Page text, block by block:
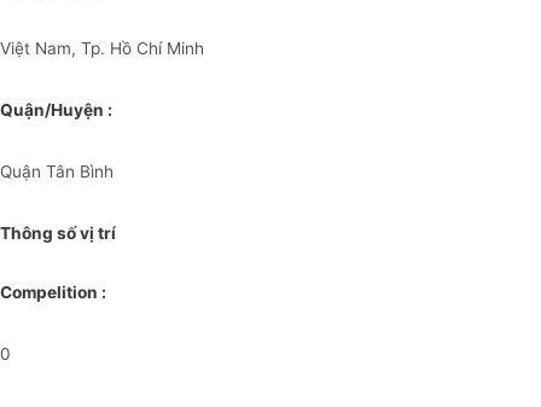
Việt Nam, Tp. Hồ Chí Minh
Quận/Huyện :
Quận Tân Bình
Thông số vị trí
Compelition :
0